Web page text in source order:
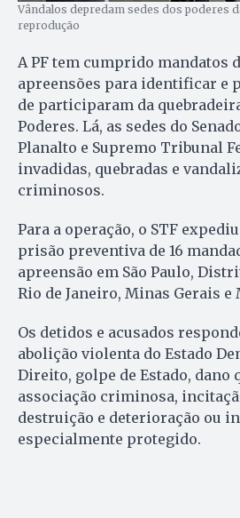
Vândalos depredam sedes dos poderes
reprodução
A PF tem cumprido mandatos
apreensões para identificar e
de participaram da
Poderes. Lá, as sedes do
Planalto e Supremo Tribunal
invadidas, quebradas e
criminosos.
Para a operação, o STF
prisão preventiva de 16
apreensão em São Paulo,
Rio de Janeiro, Minas Gerais e
Os detidos e acusados
abolição violenta do Estado
Direito, golpe de Estado, dano
associação criminosa,
destruição e deterioração ou
especialmente protegido.